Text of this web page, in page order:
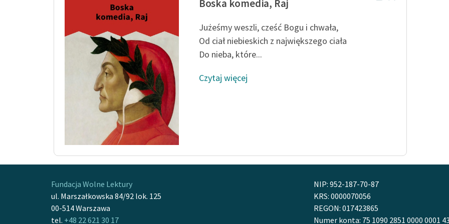
Boska komedia, Raj
Jużeśmy weszli, cześć Bogu i chwała,
Od ciał niebieskich z największego ciała
Do nieba, które...
Czytaj więcej
Fundacja Wolne Lektury
ul. Marszałkowska 84/92 lok. 125
00-514 Warszawa
tel. +48 22 621 30 17
NIP: 952-187-70-87
KRS: 0000070056
REGON: 017423865
Numer konta: 75 1090 2851 0000 0001